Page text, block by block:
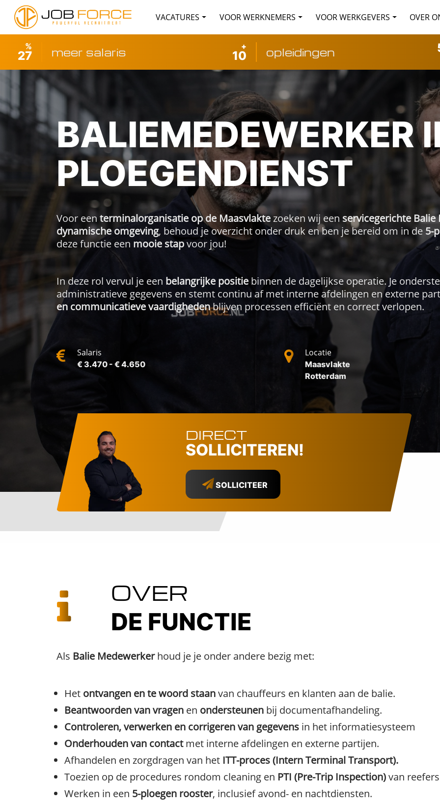
VACATURES VOOR WERKNEMERS VOOR WERKGEVERS OVER
%
27 meer salaris +
10 opleidingen
BALIEMEDEWERKER
PLOEGENDIENST
Voor een terminalorganisatie op de Maasvlaktezoeken wij een servicegerichte
dynamische omgeving, behoud je overzicht onder druk en ben je bereid om in de 5-
deze functie een mooie stapvoor jou!
In deze rol vervul je een belangrijke positie binnen de dagelijkse operatie. Je
administratieve gegevens en stemt continu af met interne afdelingen en externe
en communicatieve vaardighedenblijven processen efficiënt en correct verlopen.
Salaris
€ 3.470 - € 4.650
Locatie
Maasvlakte
Rotterdam
DIRECT
SOLLICITEREN!
SOLLICITEER
OVER
DE FUNCTIE
Als Balie Medewerkerhoud je je onder andere bezig met:
Het ontvangen en te woord staanvan chauffeurs en klanten aan de balie.
Beantwoorden van vragen en ondersteunen bij documentafhandeling.
Controleren, verwerken en corrigeren van gegevens in het informatiesysteem
Onderhouden van contactmet interne afdelingen en externe partijen.
Afhandelen en zorgdragen van het ITT-proces (Intern Terminal Transport).
Toezien op de procedures rondom cleaning en PTI (Pre-Trip Inspection)van
Werken in een 5-ploegen rooster, inclusief avond- en nachtdiensten.